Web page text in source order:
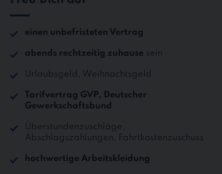
einen unbefristeten Vertrag
abends rechtzeitig zuhause sein
Urlaubsgeld, Weihnachtsgeld
Tarifvertrag GVP, Deutscher
Gewerkschaftsbund
Überstundenzuschläge,
Abschlagszahlungen, Fahrtkostenzuschuss
hochwertige Arbeitskleidung